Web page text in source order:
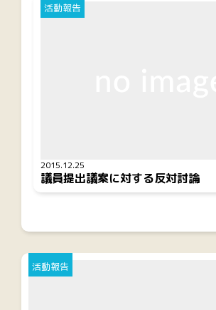
2015.12.25
活動報告
議員提出議案に対する反対討論
活動報告